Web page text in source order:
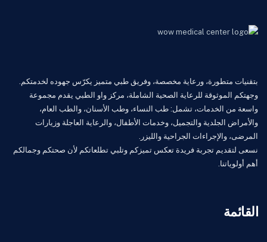
بتقنيات متطورة، ورعاية مخصصة، وفريق طبي متميز يكرّس جهوده لخدمتكم.
وجهتكم الموثوقة للرعاية الصحية الشاملة، مركز واو الطبي يقدم مجموعة
واسعة من الخدمات، تشمل: طب النساء، وطب الأسنان، والطب العام،
والأمراض الجلدية والتجميل، وخدمات الأطفال، والرعاية العاجلة وزيارات
المرضى، والإجراءات الجراحية والليزر.
نسعى لتقديم تجربة فريدة تعكس تميزكم وتلبي تطلعاتكم لأن صحتكم وجمالكم
أهم أولوياتنا.
القائمة